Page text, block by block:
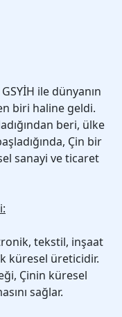
ile dünyanın
biri haline geldi.
beri, ülke
Çin bir
sanayi ve ticaret
tekstil, inşaat
küresel üreticidir.
Çinin küresel
sağlar.